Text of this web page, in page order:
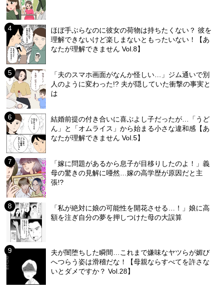
ほぼ手ぶらなのに彼女の荷物は持ちたくない？ 彼を
理解できないけど楽しまないともったいない！【あ
なたが理解できません Vol.8】
「夫のスマホ画面がなんか怪しい…」ジム通いで別
人のように変わった!? 夫が隠していた衝撃の事実と
は
結婚前提の付き合いに喜ぶよし子だったが…「うど
ん」と「オムライス」から始まる小さな違和感【あ
なたが理解できません Vol.5】
「嫁に問題があるから息子が目移りしたのよ！」義
母の驚きの見解に唖然…嫁の高学歴が原因だと主
張!?
「私が絶対に娘の可能性を開花させる…！」娘に高
額を注ぎ自分の夢を押しつけた母の大誤算
夫が闇堕ちした瞬間…これまで嫌味なヤツらが媚び
へつらう姿は滑稽だな！【母親ならすべてを許さな
いとダメですか？ Vol.28】